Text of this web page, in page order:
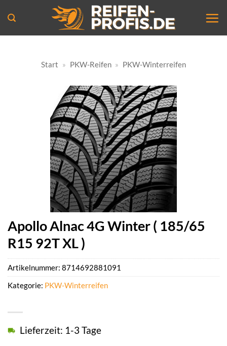
Inhalt
springen
Start » PKW-Reifen » PKW-Winterreifen
Apollo Alnac 4G Winter ( 185/65
R15 92T XL )
Lieferzeit: 1-3 Tage
Artikelnummer: 8714692881091
Kategorie: PKW-Winterreifen